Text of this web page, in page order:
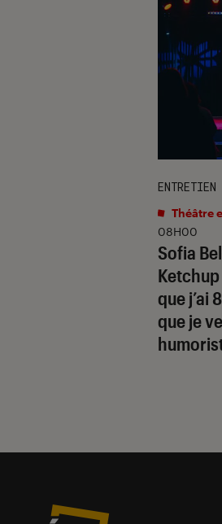
Sofia
que j’ai
que je
ENTRETIEN
Théâtre
08H00